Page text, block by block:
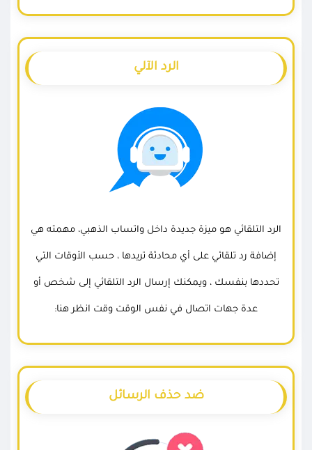
الرد الآلي
الرد التلقائي هو ميزة جديدة داخل واتساب الذهبي، مهمته هي
إضافة رد تلقائي على أي محادثة تريدها ، حسب الأوقات التي
تحددها بنفسك ، ويمكنك إرسال الرد التلقائي إلى شخص أو
عدة جهات اتصال في نفس الوقت وقت انظر هنا:
ضد حذف الرسائل